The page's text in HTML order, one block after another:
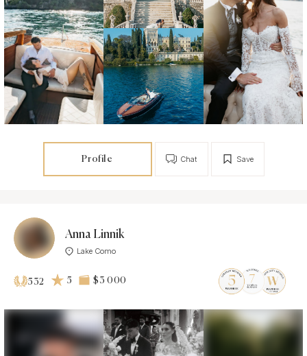
Profile Save
Chat
Anna Linnik
Lake Como
532 5 $3 000